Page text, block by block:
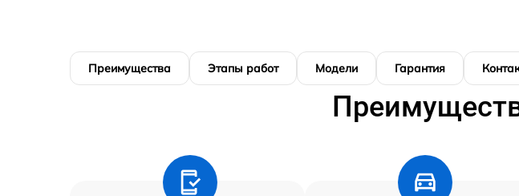
Преимущества Этапы работ Модели Гарантия